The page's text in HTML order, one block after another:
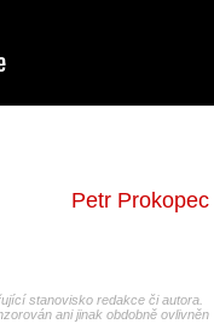
Petr Prokopec
stanovisko redakce či autora.
ani jinak obdobně ovlivněn